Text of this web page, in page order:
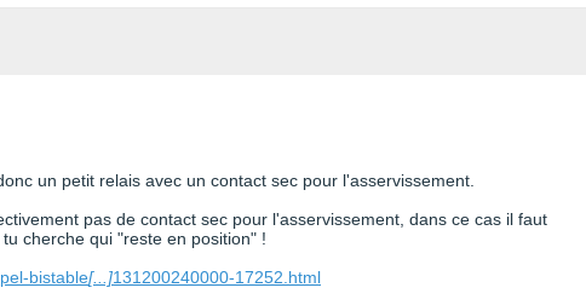
un petit relais avec un contact sec pour l'asservissement.
pas de contact sec pour l'asservissement, dans ce cas il faut
cherche qui "reste en position" !
bistable[...]131200240000-17252.html